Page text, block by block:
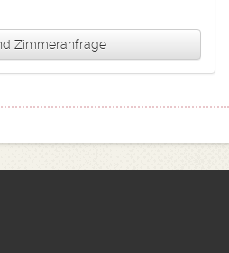
Zimmeranfrage